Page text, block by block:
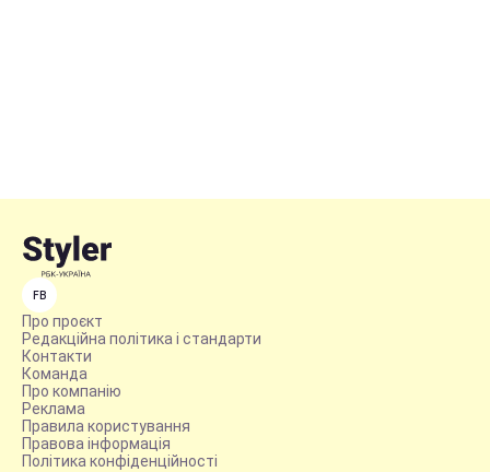
FB
Про проєкт
Редакційна політика і стандарти
Контакти
Команда
Про компанію
Реклама
Правила користування
Правова інформація
Політика конфіденційності